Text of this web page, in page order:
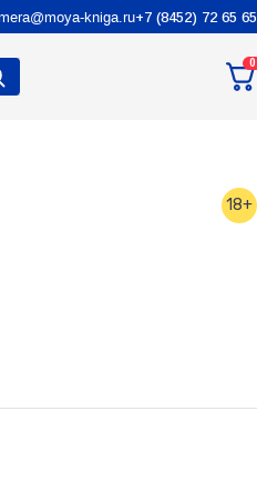
kniga.ru+7 (8452) 72 65 65
0
18+